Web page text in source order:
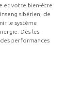
et votre bien-être
sibérien, de
le système
Dès les
performances